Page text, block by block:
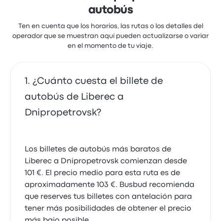
autobús
Ten en cuenta que los horarios, las rutas o los detalles del
operador que se muestran aquí pueden actualizarse o variar
en el momento de tu viaje.
¿Cuánto cuesta el billete de
autobús de Liberec a
Dnipropetrovsk?
Los billetes de autobús más baratos de
Liberec a Dnipropetrovsk comienzan desde
101 €. El precio medio para esta ruta es de
aproximadamente 103 €. Busbud recomienda
que reserves tus billetes con antelación para
tener más posibilidades de obtener el precio